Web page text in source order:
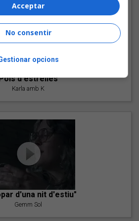
d'estrelles"
Karla amb K
d'una nit d'estiu"
Gemm Sol
Acceptar
No consentir
opcions